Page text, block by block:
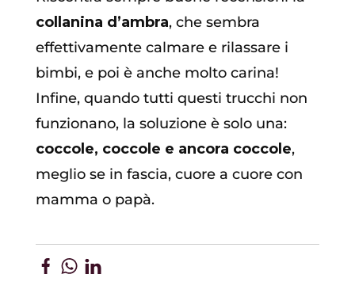
collanina d’ambra, che sembra
effettivamente calmare e rilassare i
bimbi, e poi è anche molto carina!
Infine, quando tutti questi trucchi non
funzionano, la soluzione è solo una:
coccole, coccole e ancora coccole,
meglio se in fascia, cuore a cuore con
mamma o papà.